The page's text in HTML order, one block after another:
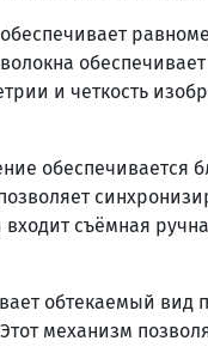
обеспечивает
и четкость
обеспечивается
съёмная
обтекаемый вид
механизм